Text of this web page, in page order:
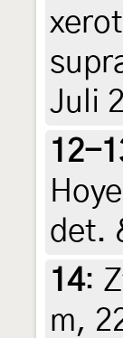
Juli
12-
det.
14:
m,